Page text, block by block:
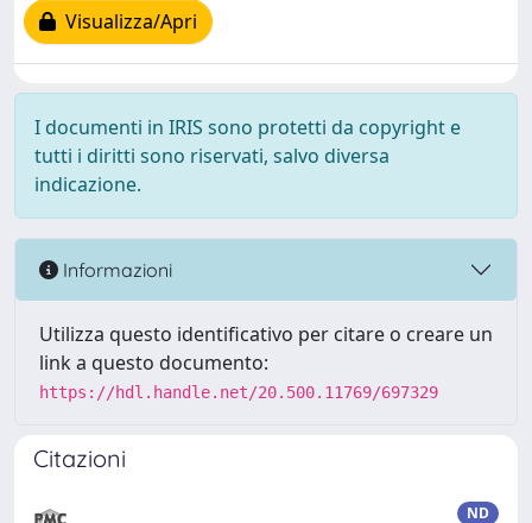
Visualizza/Apri
I documenti in IRIS sono protetti da copyright e
tutti i diritti sono riservati, salvo diversa
indicazione.
Informazioni
Utilizza questo identificativo per citare o creare un
link a questo documento:
https://hdl.handle.net/20.500.11769/697329
Citazioni
ND